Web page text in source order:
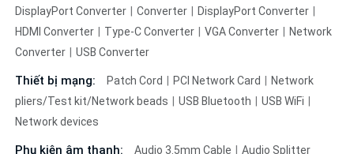
DisplayPort Converter
Converter
DisplayPort Converter
HDMI Converter
Type-C Converter VGA Converter
Network
Converter
USB Converter
Thiết bị mạng: Patch Cord PCI Network Card
Network
pliers/Test kit/Network beads
USB Bluetooth
USB WiFi
Network devices
Phụ kiện âm thanh: Audio 3.5mm Cable Audio Splitter